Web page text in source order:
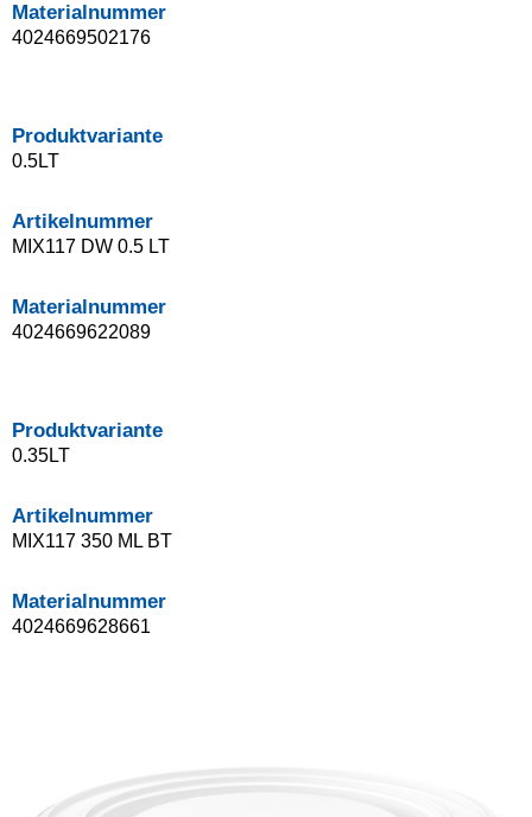
Materialnummer
4024669502176
Produktvariante
0.5LT
Artikelnummer
MIX117 DW 0.5 LT
Materialnummer
4024669622089
Produktvariante
0.35LT
Artikelnummer
MIX117 350 ML BT
Materialnummer
4024669628661